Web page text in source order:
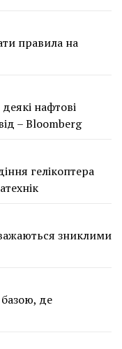
правила на
нафтові
– Bloomberg
гелікоптера
зниклими
де